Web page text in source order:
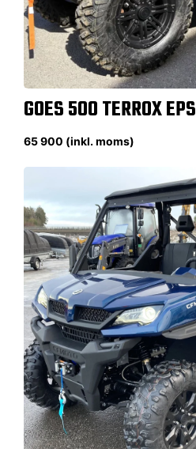
GOES 500 TERROX EPS
65 900 (inkl. moms)